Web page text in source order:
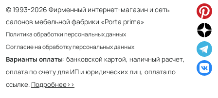
© 1993-2026 Фирменный интернет-магазин и сеть
салонов мебельной фабрики «Porta prima»
Политика обработки персональных данных
Согласие на обработку персональных данных
Варианты оплаты: банковской картой, наличный расчет,
оплата по счету для ИП и юридических лиц, оплата по
ссылке. Подробнее>>